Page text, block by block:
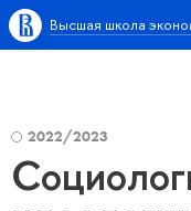
Высшая школа
2022/2023